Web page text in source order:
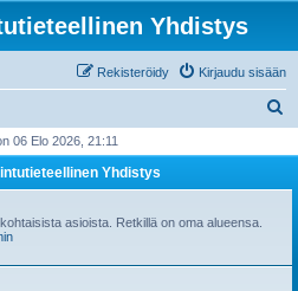
Yhdistys
Kirjaudu sisään
Rekisteröidy
i
06 Elo 2026, 21:11
Yhdistys
asioista. Retkillä on oma alueensa.